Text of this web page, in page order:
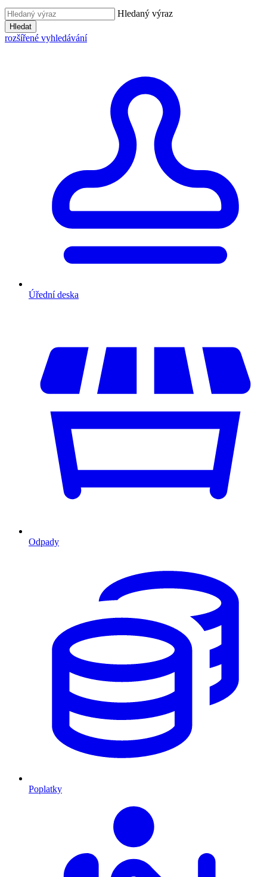
Hledaný výraz
Hledat
rozšířené vyhledávání
Úřední deska
Odpady
Poplatky